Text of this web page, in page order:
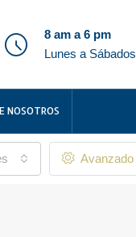
8 am a 6 pm
Lunes a Sábados
NOSOTROS
Avanzado